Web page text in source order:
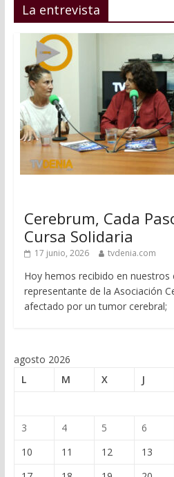
La entrevista
Cerebrum, Cada
Cursa Solidaria
17 junio, 2026 tvdenia.com
Hoy hemos recibido en nuestros
representante de la Asociación
afectado por un tumor cerebral;
agosto 2026
L
M X J
3
4 5 6
10
11 12 13